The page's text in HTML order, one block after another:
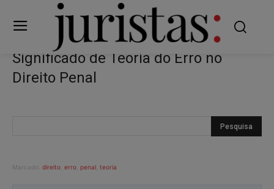
Significado de Teoria do Erro no
Direito Penal
Marcado: direito erro penal teoria